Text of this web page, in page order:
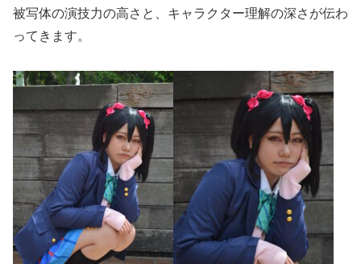
被写体の演技力の高さと、キャラクター理解の深さが伝わ
ってきます。